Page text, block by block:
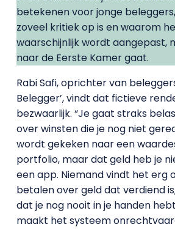
betekenen voor jonge
zoveel kritiek op is en waarom
waarschijnlijk wordt aangepast,
naar de Eerste Kamer gaat.
Rabi Safi, oprichter van
Belegger’, vindt dat fictieve
bezwaarlijk. “Je gaat straks
over winsten die je nog niet
wordt gekeken naar een
portfolio, maar dat geld heb je
een app. Niemand vindt het erg
betalen over geld dat verdiend
dat je nog nooit in je handen
maakt het systeem